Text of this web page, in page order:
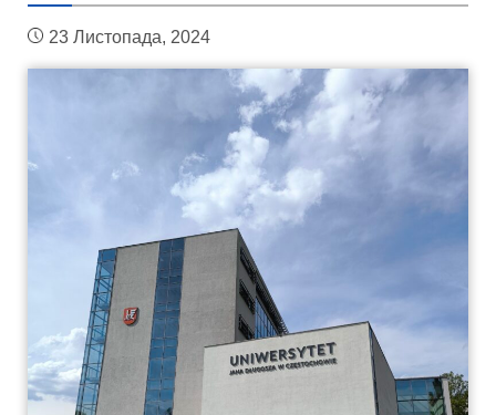
23 Листопада, 2024